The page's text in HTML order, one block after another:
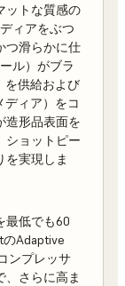
ットな質感の
ィアをぶつ
つ滑らかに仕
ル）がブラ
を供給および
ディア）をコ
造形品表面を
ショットピー
を実現しま
最低でも60
Adaptive
ンプレッサ
、さらに高ま